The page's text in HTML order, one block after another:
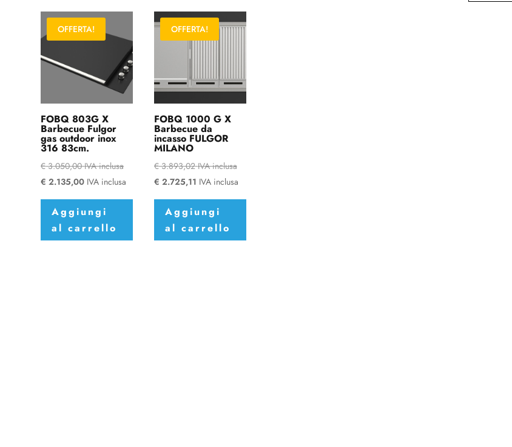
OFFERTA!
FOBQ 803G X
Barbecue Fulgor
gas outdoor inox
316 83cm.
€3.050,00 IVA inclusa
€ 2.135,00 IVA inclusa
Aggiungi
al carrello
OFFERTA!
FOBQ 1000 G X
Barbecue da
incasso FULGOR
MILANO
€3.893,02 IVA inclusa
€ 2.725,11 IVA inclusa
Aggiungi
al carrello